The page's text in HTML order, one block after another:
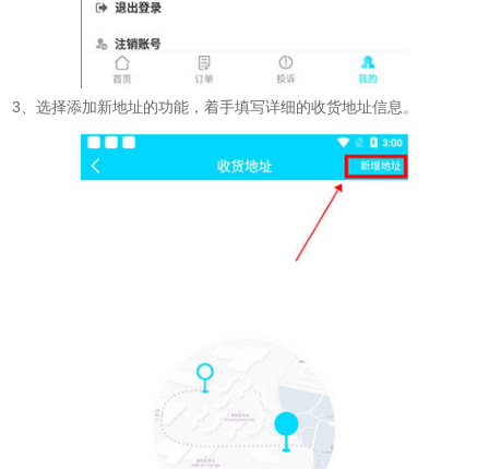
3、选择添加新地址的功能，着手填写详细的收货地址信息。